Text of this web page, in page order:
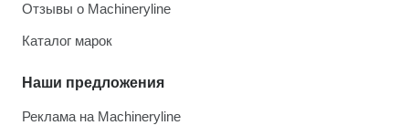
Отзывы о Machineryline
Каталог марок
Наши предложения
Реклама на Machineryline